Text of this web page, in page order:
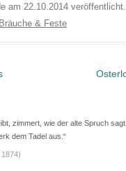
am 22.10.2014 veröffentlicht.
Bräuche & Feste
zimmert, wie der alte Spruch
dem Tadel aus.“